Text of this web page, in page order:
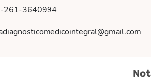
261-3640994